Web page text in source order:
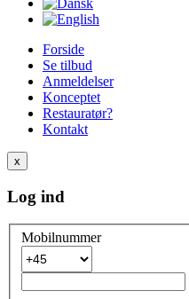
Forside
Se tilbud
Anmeldelser
Konceptet
Restauratør?
Kontakt
x
Log ind
Mobilnummer